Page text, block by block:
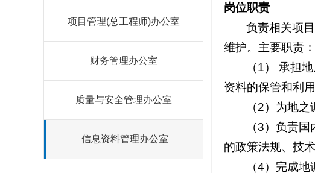
项目管理(总工程师)办公室
财务管理办公室
质量与安全管理办公室
信息资料管理办公室
岗位职责
负责相关项
维护。主要职责：
（1） 承担
资料的保管和利
（2）为地
（3）负责
的政策法规、技
（4）完成